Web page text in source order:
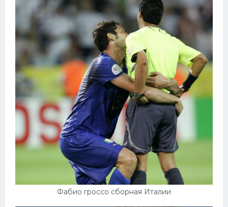
Фабио гроссо сборная Италии